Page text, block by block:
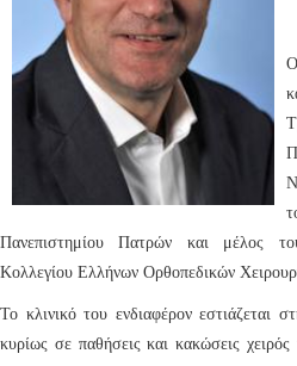
Πανεπιστημίου Πατρών και μέλος
Κολλεγίου Ελλήνων Ορθοπεδικών
Το κλινικό του ενδιαφέρον εστιάζεται
κυρίως σε παθήσεις και κακώσεις